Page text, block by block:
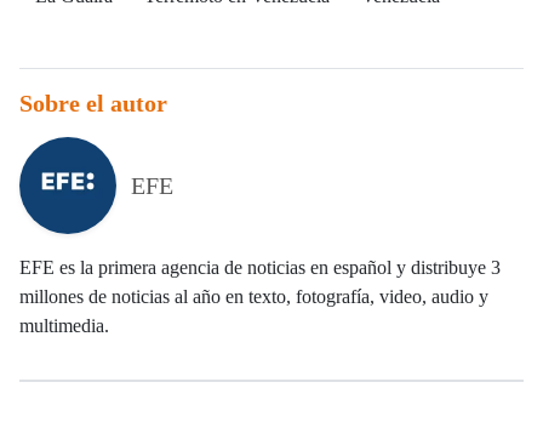
Sobre el autor
EFE
EFE es la primera agencia de noticias en español y distribuye 3
millones de noticias al año en texto, fotografía, video, audio y
multimedia.